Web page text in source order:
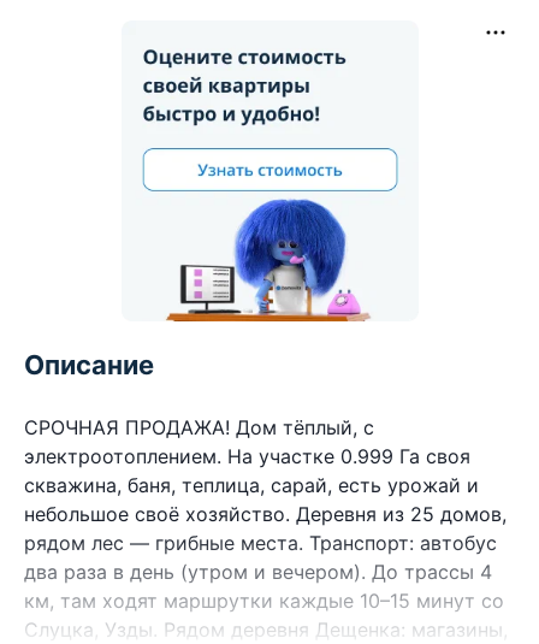
Описание
СРОЧНАЯ ПРОДАЖА! Дом тёплый, с
электроотоплением. На участке 0.999 Га своя
скважина, баня, теплица, сарай, есть урожай и
небольшое своё хозяйство. Деревня из 25 домов,
рядом лес — грибные места. Транспорт: автобус
два раза в день (утром и вечером). До трассы 4
км, там ходят маршрутки каждые 10–15 минут со
Слуцка, Узды. Рядом деревня Дещенка: магазины,